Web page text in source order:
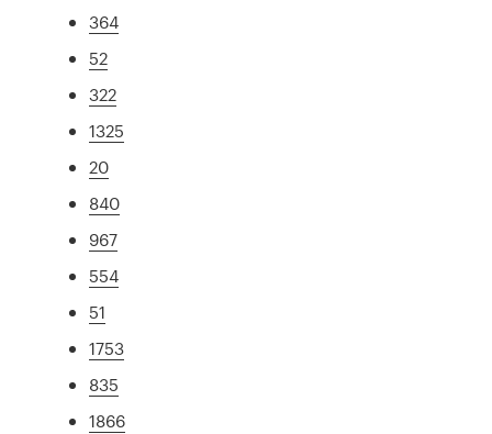
364
52
322
1325
20
840
967
554
51
1753
835
1866